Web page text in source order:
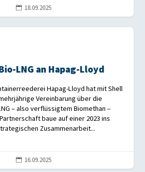
 18.09.2025
LNG an Hapag-Lloyd
Hapag-Lloyd hat mit Shell
Vereinbarung über die
– also verflüssigtem Biomethan –
baue auf einer 2023 ins
Zusammenarbeit...
 16.09.2025